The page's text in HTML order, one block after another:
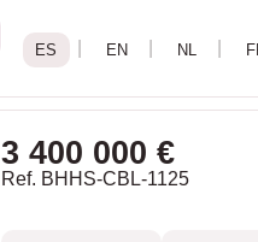
3 400 000 €
Ref. BHHS-CBL-1125